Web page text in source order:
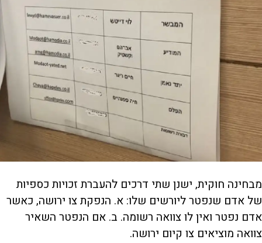
מבחינה חוקית, ישנן שתי דרכים להעברת זכויות כספיות
של אדם שנפטר ליורשים שלו: א. הנפקת צו ירושה, כאשר
אדם נפטר ואין לו צוואה רשומה. ב. אם הנפטר השאיר
צוואה מוציאים צו קיום ירושה.